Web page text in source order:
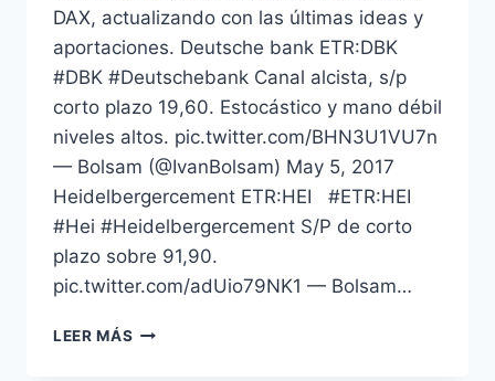
DAX, actualizando con las últimas ideas y
aportaciones. Deutsche bank ETR:DBK
#DBK #Deutschebank Canal alcista, s/p
corto plazo 19,60. Estocástico y mano débil
niveles altos. pic.twitter.com/BHN3U1VU7n
— Bolsam (@IvanBolsam) May 5, 2017
Heidelbergercement ETR:HEI #ETR:HEI
#Hei #Heidelbergercement S/P de corto
plazo sobre 91,90.
pic.twitter.com/adUio79NK1 — Bolsam…
LEER MÁS ANÁLISIS